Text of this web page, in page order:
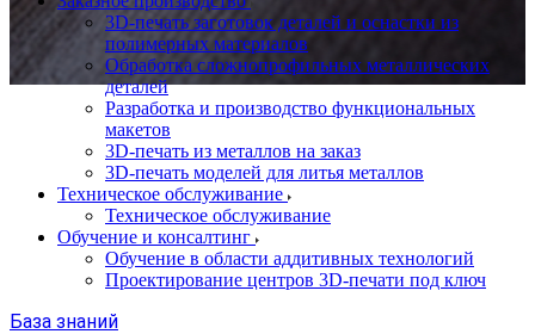
3D-печать заготовок деталей и оснастки из
полимерных материалов
Обработка сложнопрофильных металлических
деталей
Разработка и производство функциональных
макетов
3D-печать из металлов на заказ
3D-печать моделей для литья металлов
Техническое обслуживание
Техническое обслуживание
Обучение и консалтинг
Обучение в области аддитивных технологий
Проектирование центров 3D-печати под ключ
База знаний